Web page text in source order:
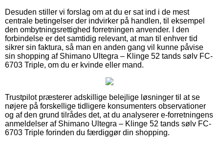
Desuden stiller vi forslag om at du er sat ind i de mest
centrale betingelser der indvirker på handlen, til eksempel
den ombytningsrettighed forretningen anvender. I den
forbindelse er det samtidig relevant, at man til enhver tid
sikrer sin faktura, så man en anden gang vil kunne påvise
sin shopping af Shimano Ultegra – Klinge 52 tands sølv FC-
6703 Triple, om du er kvinde eller mand.
Trustpilot præsterer adskillige belejlige løsninger til at se
nøjere på forskellige tidligere konsumenters observationer
og af den grund tilrådes det, at du analyserer e-forretningens
anmeldelser af Shimano Ultegra – Klinge 52 tands sølv FC-
6703 Triple forinden du færdiggør din shopping.